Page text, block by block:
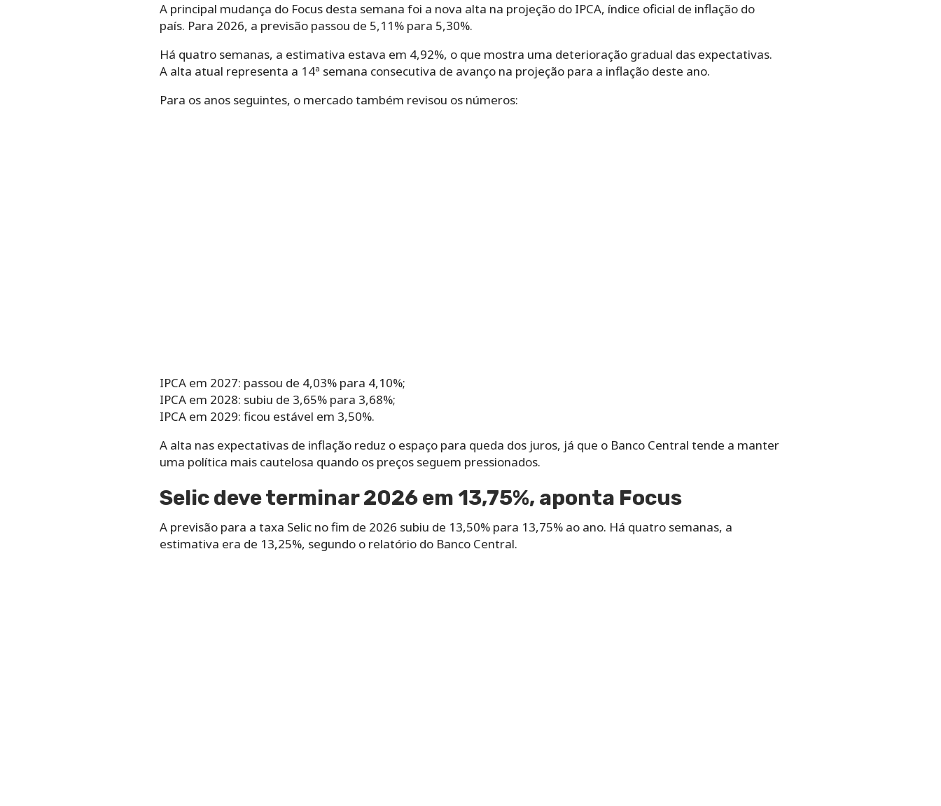
A principal mudança do Focus desta semana foi a nova alta na projeção do IPCA, índice oficial de inflação do
país. Para 2026, a previsão passou de 5,11% para 5,30%.
Há quatro semanas, a estimativa estava em 4,92%, o que mostra uma deterioração gradual das expectativas.
A alta atual representa a 14ª semana consecutiva de avanço na projeção para a inflação deste ano.
Para os anos seguintes, o mercado também revisou os números:
IPCA em 2027: passou de 4,03% para 4,10%;
IPCA em 2028: subiu de 3,65% para 3,68%;
IPCA em 2029: ficou estável em 3,50%.
A alta nas expectativas de inflação reduz o espaço para queda dos juros, já que o Banco Central tende a manter
uma política mais cautelosa quando os preços seguem pressionados.
Selic deve terminar 2026 em 13,75%, aponta Focus
A previsão para a taxa Selic no fim de 2026 subiu de 13,50% para 13,75% ao ano. Há quatro semanas, a
estimativa era de 13,25%, segundo o relatório do Banco Central.